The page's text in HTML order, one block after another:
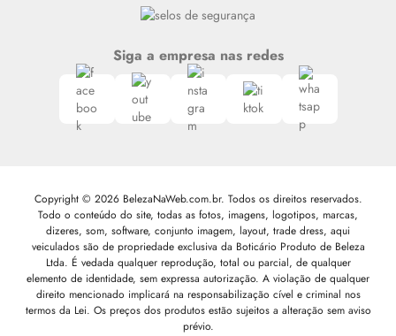
Siga a empresa nas redes
Copyright © 2026 BelezaNaWeb.com.br. Todos os direitos reservados.
Todo o conteúdo do site, todas as fotos, imagens, logotipos, marcas,
dizeres, som, software, conjunto imagem, layout, trade dress, aqui
veiculados são de propriedade exclusiva da Boticário Produto de Beleza
Ltda. É vedada qualquer reprodução, total ou parcial, de qualquer
elemento de identidade, sem expressa autorização. A violação de qualquer
direito mencionado implicará na responsabilização cível e criminal nos
termos da Lei. Os preços dos produtos estão sujeitos a alteração sem aviso
prévio.